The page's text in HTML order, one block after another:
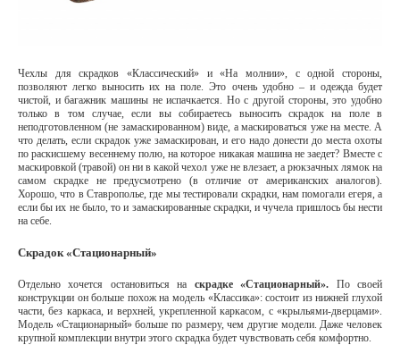
Чехлы для скрадков «Классический» и «На молнии», с одной стороны,
позволяют легко выносить их на поле. Это очень удобно – и одежда будет
чистой, и багажник машины не испачкается. Но с другой стороны, это удобно
только в том случае, если вы собираетесь выносить скрадок на поле в
неподготовленном (не замаскированном) виде, а маскироваться уже на месте. А
что делать, если скрадок уже замаскирован, и его надо донести до места охоты
по раскисшему весеннему полю, на которое никакая машина не заедет? Вместе с
маскировкой (травой) он ни в какой чехол уже не влезает, а рюкзачных лямок на
самом скрадке не предусмотрено (в отличие от американских аналогов).
Хорошо, что в Ставрополье, где мы тестировали скрадки, нам помогали егеря, а
если бы их не было, то и замаскированные скрадки, и чучела пришлось бы нести
на себе.
Скрадок «Стационарный»
Отдельно хочется остановиться на скрадке «Стационарный». По своей
конструкции он больше похож на модель «Классика»: состоит из нижней глухой
части, без каркаса, и верхней, укрепленной каркасом, с «крыльями-дверцами».
Модель «Стационарный» больше по размеру, чем другие модели. Даже человек
крупной комплекции внутри этого скрадка будет чувствовать себя комфортно.